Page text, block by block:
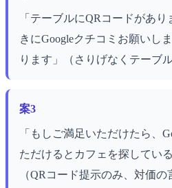
「テーブルにQRコードがあ
きにGoogleクチコミお願いし
ります」（さりげなくテーブ
案3
「もしご満足いただけたら、
ただけるとカフェを探してい
（QRコード提示のみ、対価の